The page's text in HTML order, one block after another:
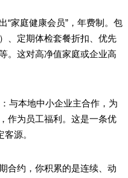
家庭健康会员”，年费制。包
、定期体检套餐折扣、优先
。这对高净值家庭或企业高
本地中小企业主合作，为
作为员工福利。这是一条优
源。
约，你积累的是连续、动